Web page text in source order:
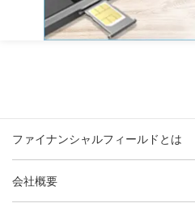
ファイナンシャルフィールドとは
会社概要